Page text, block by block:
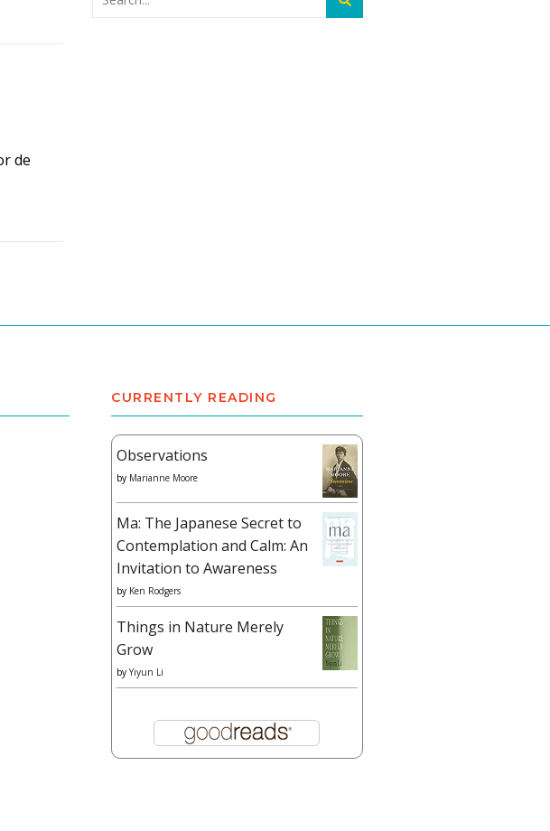
de
CURRENTLY READING
Observations
by Marianne Moore
Ma: The Japanese Secret to
Contemplation and Calm: An
Invitation to Awareness
by Ken Rodgers
Things in Nature Merely
Grow
by Yiyun Li